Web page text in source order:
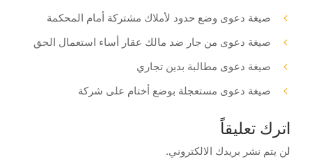
صيغة دعوى وضع حدود لأملاك مشتركة أمام المحكمة
صيغة دعوى من جار ضد مالك عقار أساء استعمال الحق
صيغة دعوى مطالبة بدين تجاري
صيغة دعوى مستعجلة بوضع أختام على شركة
اترك تعليقاً
لن يتم نشر بريدك الالكتروني.